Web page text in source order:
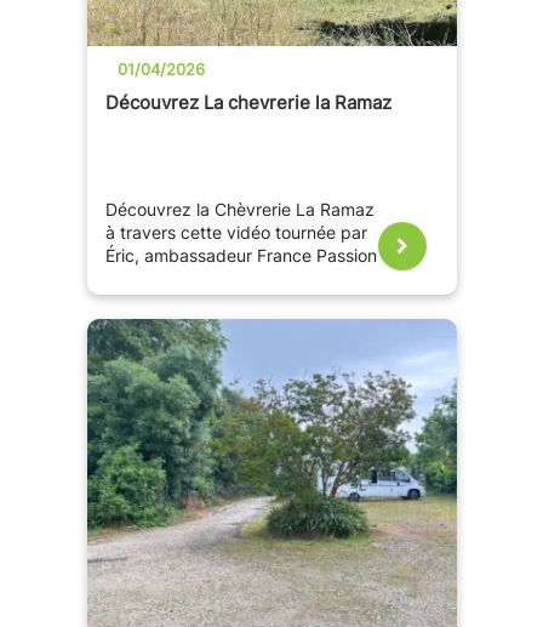
01/04/2026
Découvrez La chevrerie la Ramaz
Découvrez la Chèvrerie La Ramaz
à travers cette vidéo tournée par
Éric, ambassadeur France Passion